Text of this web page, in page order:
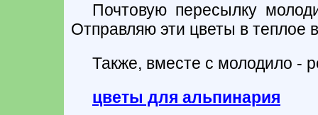
Почтовую пересылку
Отправляю эти цветы в теплое
Также, вместе с молодило -
цветы для альпинария